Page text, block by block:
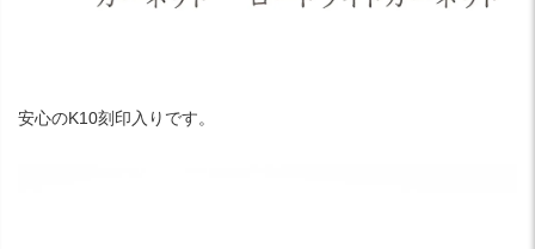
安心のK10刻印入りです。